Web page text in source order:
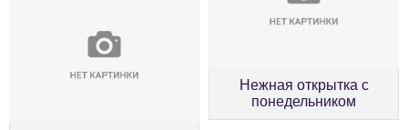
Нежная открытка с
понедельником